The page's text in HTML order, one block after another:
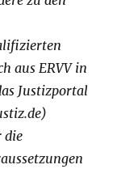
aus ERVV in
Justizportal
die